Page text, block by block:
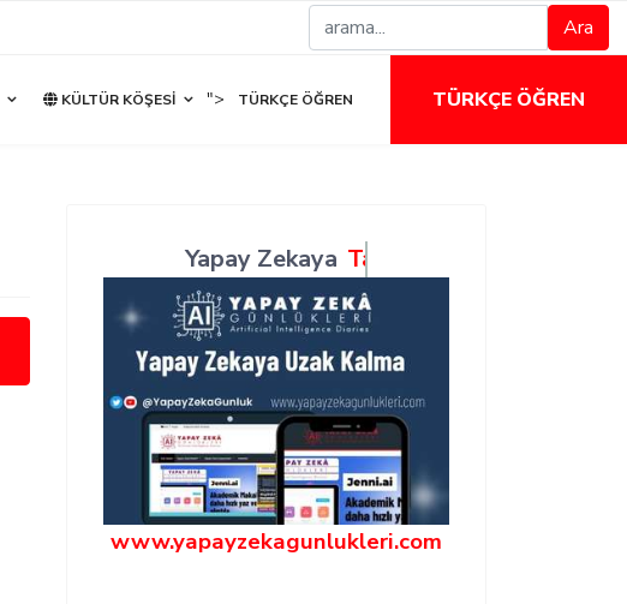
Ara
TÜRKÇE ÖĞREN
KÜLTÜR KÖŞESI "> TÜRKÇE ÖĞREN
Yapay Zekaya Öğren
www.yapayzekagunlukleri.com